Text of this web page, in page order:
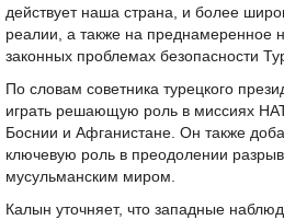
действует наша страна, и более
реалии, а также на преднамеренное
законных проблемах безопасности
По словам советника турецкого
играть решающую роль в миссиях
Боснии и Афганистане. Он также
ключевую роль в преодолении
мусульманским миром.
Калын уточняет, что западные